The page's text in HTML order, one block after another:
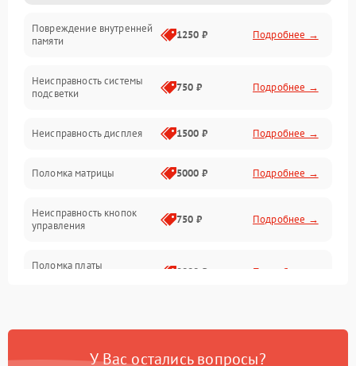
Матрица
Оптика
Повреждение внутренней
памяти
1250 ₽ Подробнее →
Неисправность системы
подсветки
750 ₽ Подробнее →
Неисправность дисплея 1500 ₽ Подробнее →
Поломка матрицы 5000 ₽ Подробнее →
Неисправность кнопок
управления
750 ₽ Подробнее →
Поломка платы
2000 ₽ Подробнее →
аккумулятора
У Вас остались вопросы?